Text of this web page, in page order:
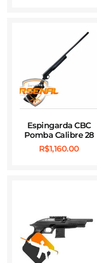
Espingarda CBC
Pomba Calibre 28
R$1,160.00